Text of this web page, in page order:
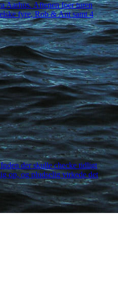
Aarhus. Aftenen foer turen
fyre, Rob & Ant samt 4
der skulle checke tidligt
op, og pludselig virkede det